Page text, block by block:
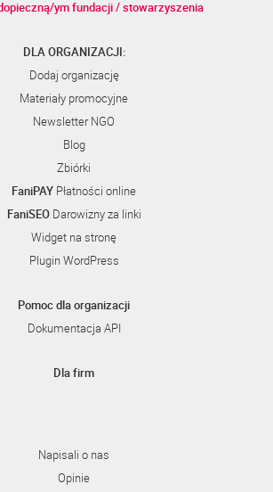
ym fundacji / stowarzyszenia
DLA ORGANIZACJI:
Dodaj organizację
Materiały promocyjne
Newsletter NGO
Blog
Zbiórki
FaniPAY Płatności online
FaniSEODarowizny za linki
Widget na stronę
Plugin WordPress
Pomoc dla organizacji
Dokumentacja API
Dla firm
Napisali o nas
Opinie